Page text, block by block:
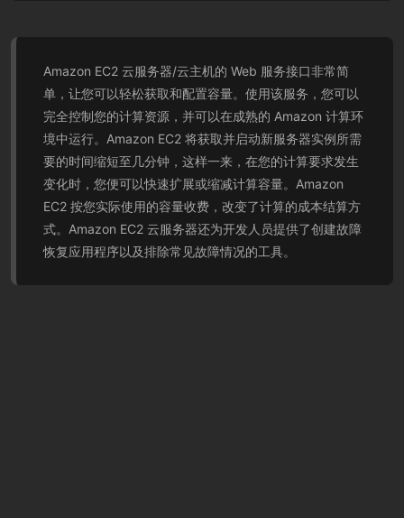
Amazon EC2 云服务器/云主机的 Web 服务接口非常简
单，让您可以轻松获取和配置容量。使用该服务，您可以
完全控制您的计算资源，并可以在成熟的 Amazon 计算环
境中运行。Amazon EC2 将获取并启动新服务器实例所需
要的时间缩短至几分钟，这样一来，在您的计算要求发生
变化时，您便可以快速扩展或缩减计算容量。Amazon
EC2 按您实际使用的容量收费，改变了计算的成本结算方
式。Amazon EC2 云服务器还为开发人员提供了创建故障
恢复应用程序以及排除常见故障情况的工具。